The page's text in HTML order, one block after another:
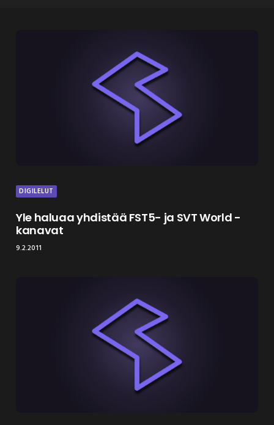
DIGILELUT
Yle haluaa yhdistää FST5- ja SVT World -
kanavat
9.2.2011